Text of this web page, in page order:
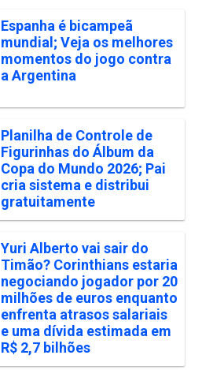
Espanha é bicampeã
mundial; Veja os melhores
momentos do jogo contra
a Argentina
Planilha de Controle de
Figurinhas do Álbum da
Copa do Mundo 2026; Pai
cria sistema e distribui
gratuitamente
Yuri Alberto vai sair do
Timão? Corinthians estaria
negociando jogador por 20
milhões de euros enquanto
enfrenta atrasos salariais
e uma dívida estimada em
R$ 2,7 bilhões